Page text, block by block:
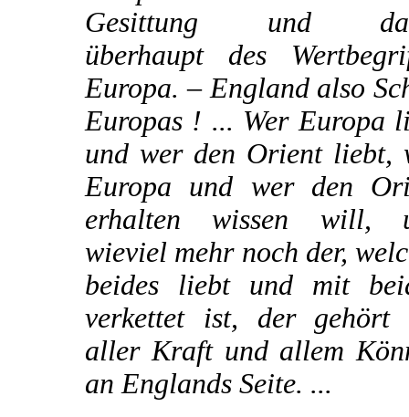
Gesittung und
überhaupt des
Europa. – England also
Europas ! ... Wer Europa
und wer den Orient liebt,
Europa und wer den
erhalten wissen will,
wieviel mehr noch der,
beides liebt und mit
verkettet ist, der gehört
aller Kraft und allem
an Englands Seite. ...